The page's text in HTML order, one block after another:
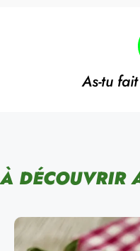
As-tu
À DÉCOUVRIR